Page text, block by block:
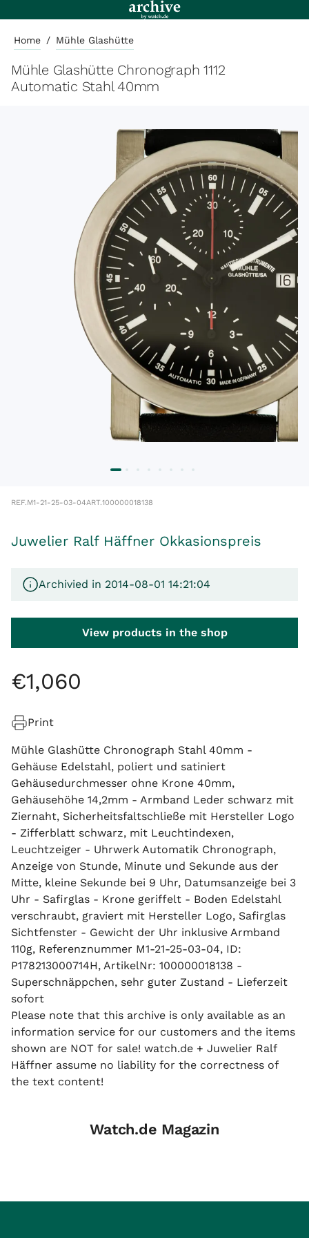
Home / Mühle Glashütte
Mühle Glashütte Chronograph 1112
Automatic Stahl 40mm
REF.M1-21-25-03-04ART.100000018138
Juwelier Ralf Häffner Okkasionspreis
Archivied in 2014-08-01 14:21:04
View products in the shop
€1,060
Print
Mühle Glashütte Chronograph Stahl 40mm -
Gehäuse Edelstahl, poliert und satiniert
Gehäusedurchmesser ohne Krone 40mm,
Gehäusehöhe 14,2mm - Armband Leder schwarz mit
Ziernaht, Sicherheitsfaltschließe mit Hersteller Logo
- Zifferblatt schwarz, mit Leuchtindexen,
Leuchtzeiger - Uhrwerk Automatik Chronograph,
Anzeige von Stunde, Minute und Sekunde aus der
Mitte, kleine Sekunde bei 9 Uhr, Datumsanzeige bei 3
Uhr - Safirglas - Krone geriffelt - Boden Edelstahl
verschraubt, graviert mit Hersteller Logo, Safirglas
Sichtfenster - Gewicht der Uhr inklusive Armband
110g, Referenznummer M1-21-25-03-04, ID:
P178213000714H, ArtikelNr: 100000018138 -
Superschnäppchen, sehr guter Zustand - Lieferzeit
sofort
Please note that this archive is only available as an
information service for our customers and the items
shown are NOT for sale! watch.de + Juwelier Ralf
Häffner assume no liability for the correctness of
the text content!
Watch.de Magazin